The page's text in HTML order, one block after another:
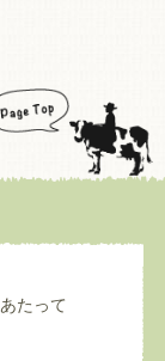
たって